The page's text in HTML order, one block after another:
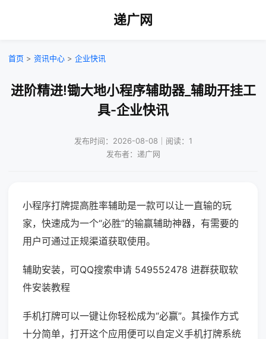
递广网
首页 > 资讯中心 > 企业快讯
进阶精进!锄大地小程序辅助器_辅助开挂工
具-企业快讯
发布时间：2026-08-08｜阅读：1
发布者：递广网
小程序打牌提高胜率辅助是一款可以让一直输的玩
家，快速成为一个“必胜”的输赢辅助神器，有需要的
用户可通过正规渠道获取使用。
辅助安装，可QQ搜索申请 549552478 进群获取软
件安装教程
手机打牌可以一键让你轻松成为“必赢”。其操作方式
十分简单，打开这个应用便可以自定义手机打牌系统